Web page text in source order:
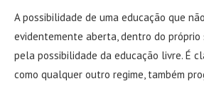
A possibilidade de uma educação que
evidentemente aberta, dentro do próprio
pela possibilidade da educação livre. É
como qualquer outro regime, também